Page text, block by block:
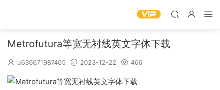
Metrofutura等宽无衬线英文字体下载
u636671987465 2023-12-22 466